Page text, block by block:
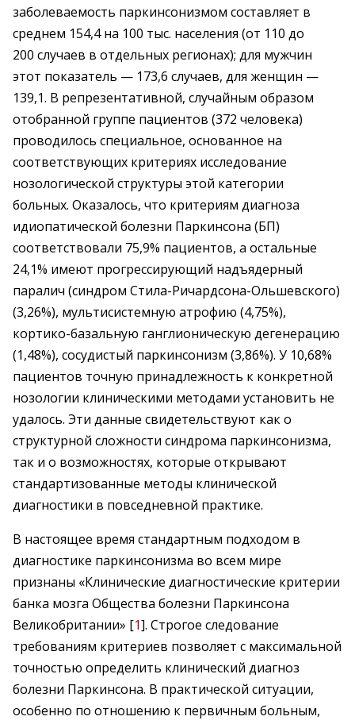
заболеваемость паркинсонизмом составляет в
среднем 154,4 на 100 тыс. населения (от 110 до
200 случаев в отдельных регионах); для мужчин
этот показатель — 173,6 случаев, для женщин —
139,1. В репрезентативной, случайным образом
отобранной группе пациентов (372 человека)
проводилось специальное, основанное на
соответствующих критериях исследование
нозологической структуры этой категории
больных. Оказалось, что критериям диагноза
идиопатической болезни Паркинсона (БП)
соответствовали 75,9% пациентов, а остальные
24,1% имеют прогрессирующий надъядерный
паралич (синдром Стила-Ричардсона-Ольшевского)
(3,26%), мультисистемную атрофию (4,75%),
кортико-базальную ганглионическую дегенерацию
(1,48%), сосудистый паркинсонизм (3,86%). У 10,68%
пациентов точную принадлежность к конкретной
нозологии клиническими методами установить не
удалось. Эти данные свидетельствуют как о
структурной сложности синдрома паркинсонизма,
так и о возможностях, которые открывают
стандартизованные методы клинической
диагностики в повседневной практике.
В настоящее время стандартным подходом в
диагностике паркинсонизма во всем мире
признаны «Клинические диагностические критерии
банка мозга Общества болезни Паркинсона
Великобритании» [1]. Строгое следование
требованиям критериев позволяет с максимальной
точностью определить клинический диагноз
болезни Паркинсона. В практической ситуации,
особенно по отношению к первичным больным,